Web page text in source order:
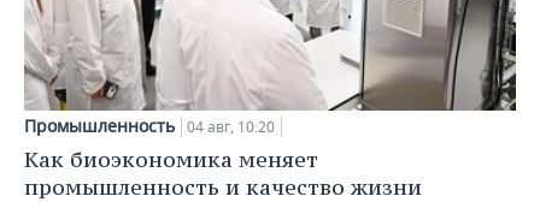
Промышленность 04 авг, 10:20
Как биоэкономика меняет
промышленность и качество жизни